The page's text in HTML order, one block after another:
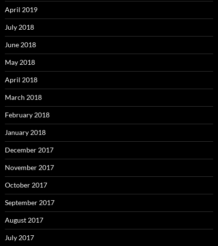
April 2019
July 2018
June 2018
May 2018
April 2018
March 2018
February 2018
January 2018
December 2017
November 2017
October 2017
September 2017
August 2017
July 2017